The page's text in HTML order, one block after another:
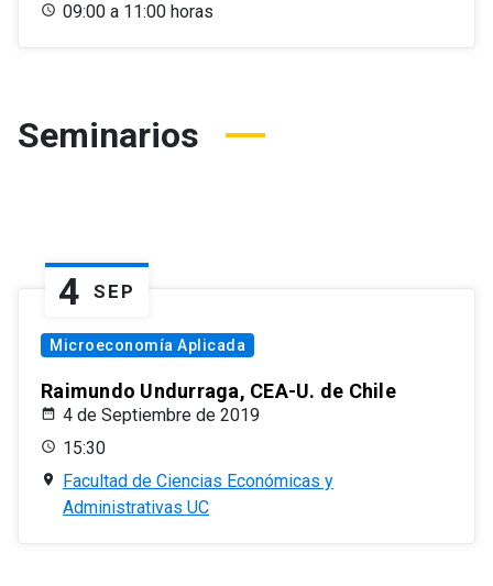
09:00 a 11:00 horas
Seminarios
4 SEP
Microeconomía Aplicada
Raimundo Undurraga, CEA-U. de Chile
4 de Septiembre de 2019
15:30
Facultad de Ciencias Económicas y
Administrativas UC